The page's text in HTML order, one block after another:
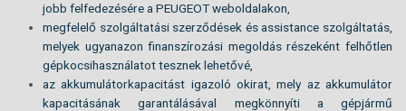
jobb felfedezésére a PEUGEOT weboldalakon,
megfelelő szolgáltatási szerződések és assistance szolgáltatás,
melyek ugyanazon finanszírozási megoldás részeként felhőtlen
gépkocsihasználatot tesznek lehetővé,
az akkumulátorkapacitást igazoló okirat, mely az akkumulátor
kapacitásának garantálásával megkönnyíti a gépjármű